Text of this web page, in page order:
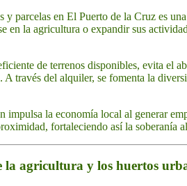
y parcelas en El Puerto de la Cruz es
en la agricultura o expandir sus
de terrenos disponibles, evita el
través del alquiler, se fomenta la
impulsa la economía local al generar
fortaleciendo así la soberanía
la agricultura y los huertos